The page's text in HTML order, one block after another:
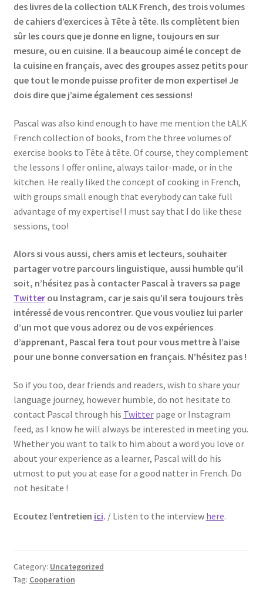
des livres de la collection tALK French, des trois volumes
de cahiers d’exercices à Tête à tête. Ils complètent bien
sûr les cours que je donne en ligne, toujours en sur
mesure, ou en cuisine. Il a beaucoup aimé le concept de
la cuisine en français, avec des groupes assez petits pour
que tout le monde puisse profiter de mon expertise! Je
dois dire que j’aime également ces sessions!
Pascal was also kind enough to have me mention the tALK
French collection of books, from the three volumes of
exercise books to Tête à tête. Of course, they complement
the lessons I offer online, always tailor-made, or in the
kitchen. He really liked the concept of cooking in French,
with groups small enough that everybody can take full
advantage of my expertise! I must say that I do like these
sessions, too!
Alors si vous aussi, chers amis et lecteurs, souhaiter
partager votre parcours linguistique, aussi humble qu’il
soit, n’hésitez pas à contacter Pascal à travers sa page
Twitterou Instagram, car je sais qu’il sera toujours très
intéressé de vous rencontrer. Que vous vouliez lui parler
d’un mot que vous adorez ou de vos expériences
d’apprenant, Pascal fera tout pour vous mettre à l’aise
pour une bonne conversation en français. N’hésitez pas !
So if you too, dear friends and readers, wish to share your
language journey, however humble, do not hesitate to
contact Pascal through his Twitterpage or Instagram
feed, as I know he will always be interested in meeting you.
Whether you want to talk to him about a word you love or
about your experience as a learner, Pascal will do his
utmost to put you at ease for a good natter in French. Do
not hesitate !
Ecoutez l’entretien ici. / Listen to the interview here.
Category: Uncategorized
Tag: Cooperation